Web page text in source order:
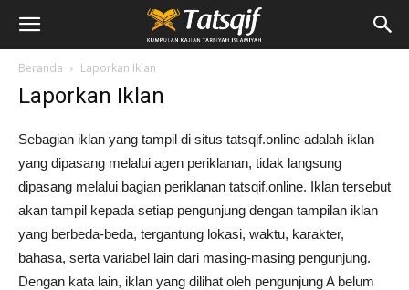
Beranda Laporkan Iklan
Laporkan Iklan
Sebagian iklan yang tampil di situs tatsqif.online adalah iklan
yang dipasang melalui agen periklanan, tidak langsung
dipasang melalui bagian periklanan tatsqif.online. Iklan tersebut
akan tampil kepada setiap pengunjung dengan tampilan iklan
yang berbeda-beda, tergantung lokasi, waktu, karakter,
bahasa, serta variabel lain dari masing-masing pengunjung.
Dengan kata lain, iklan yang dilihat oleh pengunjung A belum